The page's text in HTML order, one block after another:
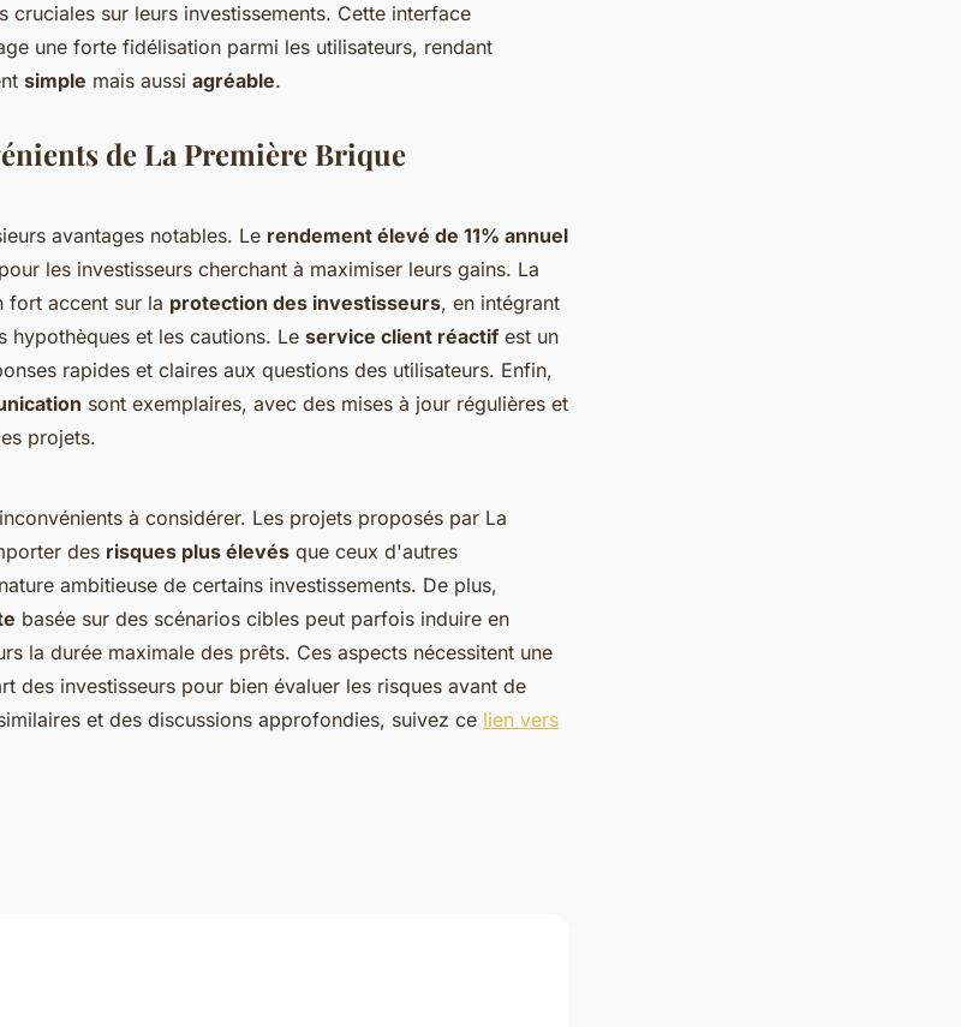
cruciales sur leurs investissements. Cette interface
une forte fidélisation parmi les utilisateurs, rendant
simple mais aussi agréable.
de La Première Brique
avantages notables. Le rendement élevé de 11% annuel
les investisseurs cherchant à maximiser leurs gains. La
fort accent sur la protection des investisseurs, en intégrant
hypothèques et les cautions. Le service client réactif est un
rapides et claires aux questions des utilisateurs. Enfin,
sont exemplaires, avec des mises à jour régulières et
projets.
à considérer. Les projets proposés par La
des risques plus élevés que ceux d'autres
ambitieuse de certains investissements. De plus,
basée sur des scénarios cibles peut parfois induire en
la durée maximale des prêts. Ces aspects nécessitent une
des investisseurs pour bien évaluer les risques avant de
et des discussions approfondies, suivez ce lien vers